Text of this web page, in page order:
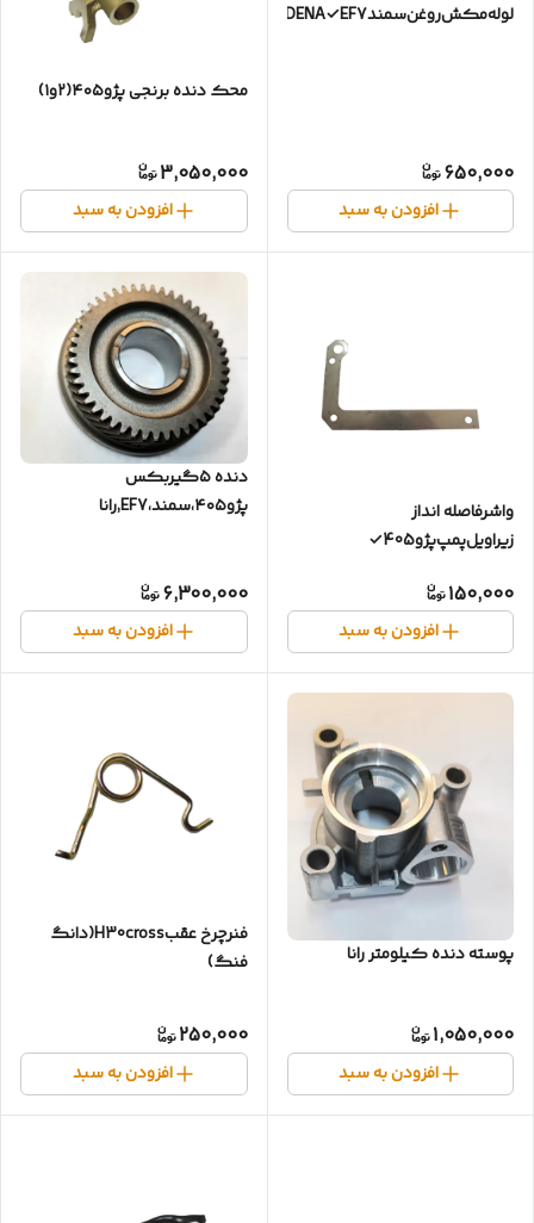
لوله‌مکش‌روغن‌سمندDENA✓EF7✓بااورینگ
650,000
افزودن به سبد
محک دنده برنجی پژو۴۰۵(۲و۱)
3,050,000
افزودن به سبد
واشرفاصله انداز
زیراویل‌پمپ‌پژو405✓
150,000
افزودن به سبد
دنده ۵گیربکس
پژو۴۰۵،سمند،EF7,رانا
6,300,000
افزودن به سبد
پوسته دنده کیلومتر رانا
1,050,000
افزودن به سبد
فنر‌چرخ عقب‌H30cross(دانگ
فنگ)
250,000
افزودن به سبد